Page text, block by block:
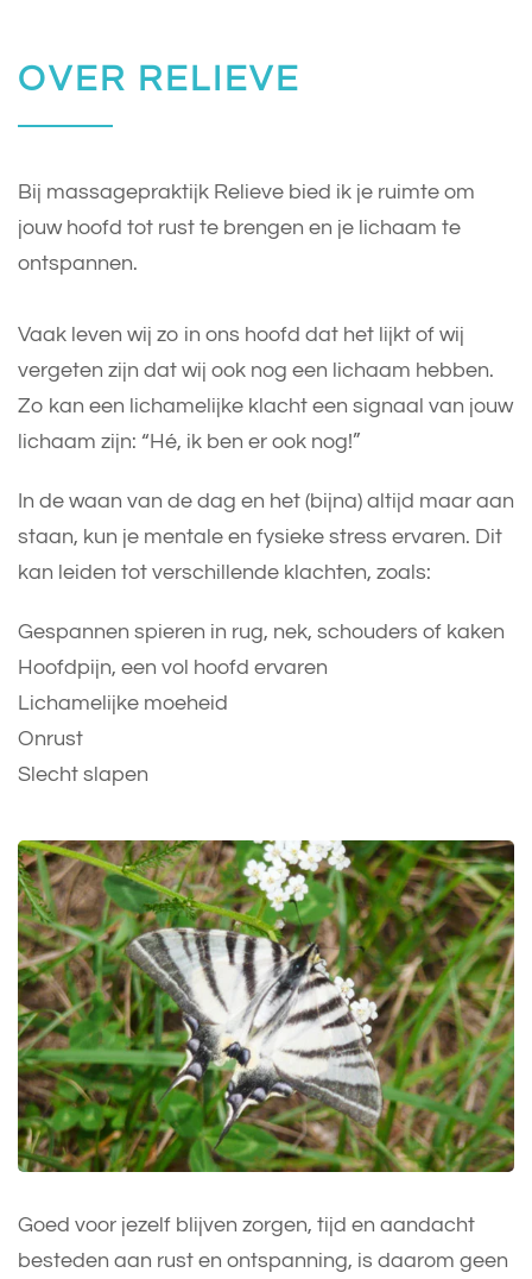
OVER RELIEVE
Bij massagepraktijk Relieve bied ik je ruimte om
jouw hoofd tot rust te brengen en je lichaam te
ontspannen.
Vaak leven wij zo in ons hoofd dat het lijkt of wij
vergeten zijn dat wij ook nog een lichaam hebben.
Zo kan een lichamelijke klacht een signaal van jouw
lichaam zijn: “Hé, ik ben er ook nog!”
In de waan van de dag en het (bijna) altijd maar aan
staan, kun je mentale en fysieke stress ervaren. Dit
kan leiden tot verschillende klachten, zoals:
Gespannen spieren in rug, nek, schouders of kaken
Hoofdpijn, een vol hoofd ervaren
Lichamelijke moeheid
Onrust
Slecht slapen
Goed voor jezelf blijven zorgen, tijd en aandacht
besteden aan rust en ontspanning, is daarom geen